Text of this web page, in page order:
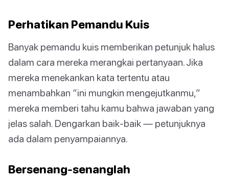
Perhatikan Pemandu Kuis
Banyak pemandu kuis memberikan petunjuk halus
dalam cara mereka merangkai pertanyaan. Jika
mereka menekankan kata tertentu atau
menambahkan “ini mungkin mengejutkanmu,”
mereka memberi tahu kamu bahwa jawaban yang
jelas salah. Dengarkan baik-baik — petunjuknya
ada dalam penyampaiannya.
Bersenang-senanglah